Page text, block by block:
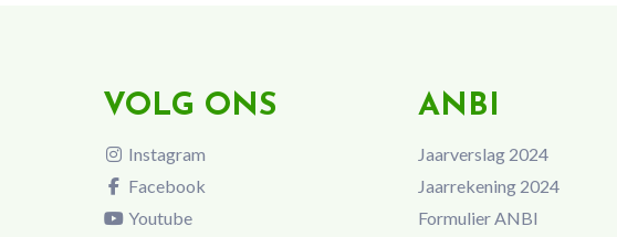
VOLG ONS
Instagram
Facebook
Youtube
ANBI
Jaarverslag 2024
Jaarrekening 2024
Formulier ANBI